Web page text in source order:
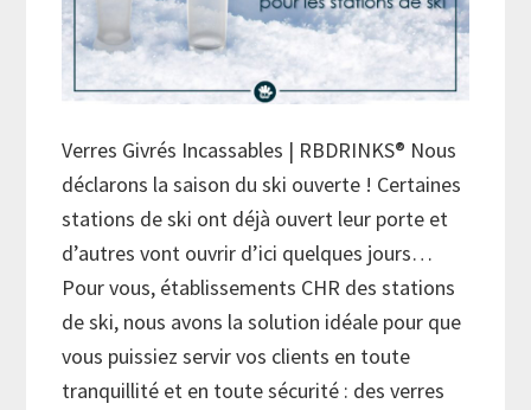
Verres Givrés Incassables | RBDRINKS® Nous
déclarons la saison du ski ouverte ! Certaines
stations de ski ont déjà ouvert leur porte et
d’autres vont ouvrir d’ici quelques jours…
Pour vous, établissements CHR des stations
de ski, nous avons la solution idéale pour que
vous puissiez servir vos clients en toute
tranquillité et en toute sécurité : des verres